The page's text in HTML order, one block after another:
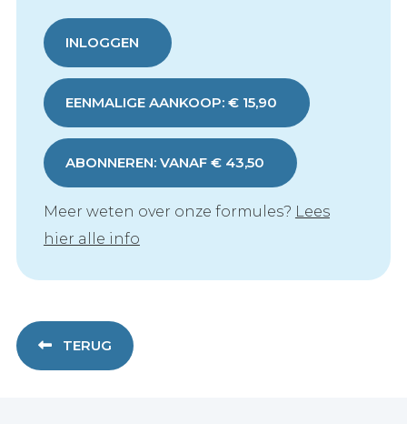
INLOGGEN
EENMALIGE AANKOOP: € 15,90
ABONNEREN: VANAF € 43,50
Meer weten over onze formules? Lees
hier alle info
TERUG